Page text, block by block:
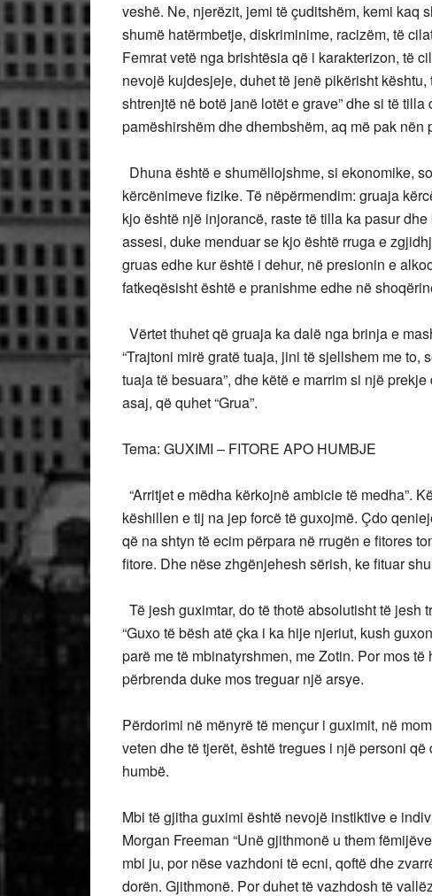
veshë. Ne, njerëzit, jemi të çuditshëm, kemi kaq
shumë hatërmbetje, diskriminime, racizëm, të
Femrat vetë nga brishtësia që i karakterizon, të
nevojë kujdesjeje, duhet të jenë pikërisht
shtrenjtë në botë janë lotët e grave” dhe si të
pamëshirshëm dhe dhembshëm, aq më pak nën
Dhuna është e shumëllojshme, si ekonomike,
kërcënimeve fizike. Të nëpërmendim: gruaja
kjo është një injorancë, raste të tilla ka pasur
assesi, duke menduar se kjo është rruga e
gruas edhe kur është i dehur, në presionin e
fatkeqësisht është e pranishme edhe në
Vërtet thuhet që gruaja ka dalë nga brinja e
“Trajtoni mirë gratë tuaja, jini të sjellshem me
tuaja të besuara”, dhe këtë e marrim si një
asaj, që quhet “Grua”.
Tema: GUXIMI – FITORE APO HUMBJE
“Arritjet e mëdha kërkojnë ambicie të medha”.
këshillen e tij na jep forcë të guxojmë. Çdo
që na shtyn të ecim përpara në rrugën e fitores
fitore. Dhe nëse zhgënjehesh sërish, ke fituar
Të jesh guximtar, do të thotë absolutisht të jesh
“Guxo të bësh atë çka i ka hije njeriut, kush
parë me të mbinatyrshmen, me Zotin. Por mos
përbrenda duke mos treguar një arsye.
Përdorimi në mënyrë të mençur i guximit, në
veten dhe të tjerët, është tregues i një personi
humbë.
Mbi të gjitha guximi është nevojë instiktive e
Morgan Freeman “Unë gjithmonë u them
mbi ju, por nëse vazhdoni të ecni, qoftë dhe
dorën. Gjithmonë. Por duhet të vazhdosh të